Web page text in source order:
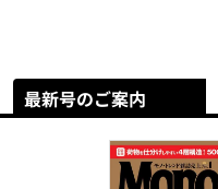
最新号のご案内